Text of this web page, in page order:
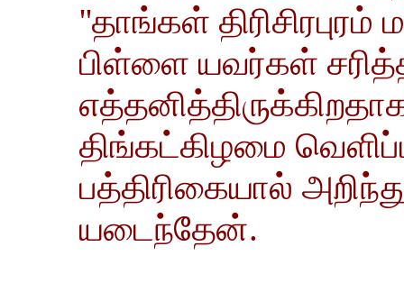
''தாங்கள்
பிள்ளை யவர்கள்
திங்கட்கிழமை
பத்திரிகையால்
யடைந்தேன்.